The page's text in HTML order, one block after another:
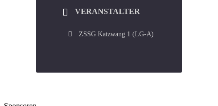
VERANSTALTER
ZSSG Katzwang 1 (LG-A)